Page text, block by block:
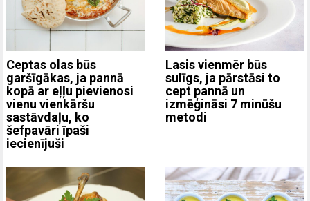
Ceptas olas būs
garšīgākas, ja pannā
kopā ar eļļu pievienosi
vienu vienkāršu
sastāvdaļu, ko
šefpavāri īpaši
iecienījuši
Lasis vienmēr būs
sulīgs, ja pārstāsi to
cept pannā un
izmēģināsi 7 minūšu
metodi